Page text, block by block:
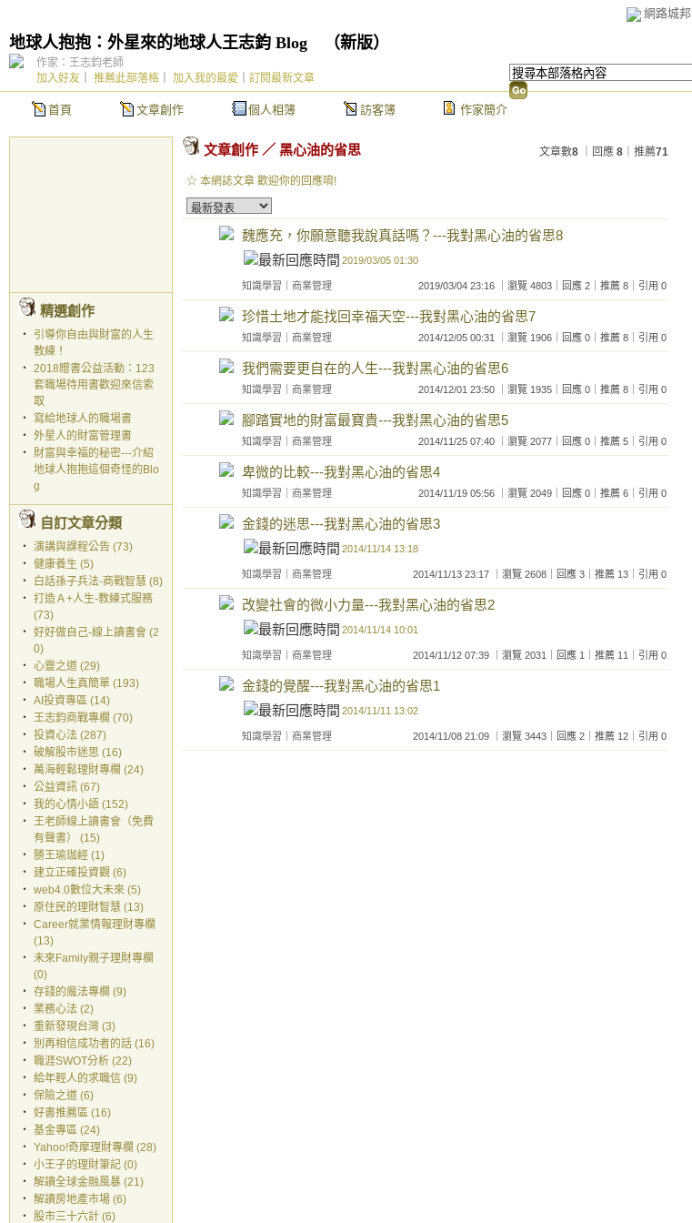
網路城邦
地球人抱抱：外星來的地球人王志鈞 Blog （新版）
首頁 文章創作 個人相簿 訪客簿 作家簡介
加入好友 推薦此部落格 加入我的最愛 訂閱最新文章
作家：王志鈞老師
精選創作
‧
引導你自由與財富的人生
教練！
‧ 2018贈書公益活動：123
套職場待用書歡迎來信索
取
‧ 寫給地球人的職場書
‧ 外星人的財富管理書
‧
財富與幸福的秘密---介紹
地球人抱抱這個奇怪的Blo
g
自訂文章分類
‧ 演講與課程公告 (73)
‧ 健康養生 (5)
‧
白話孫子兵法-商戰智慧 (8)
‧ 打造Ａ+人生-教練式服務
(73)
‧ 好好做自己-線上讀書會 (2
0)
‧ 心靈之道 (29)
‧ 職場人生真簡單 (193)
‧ AI投資專區 (14)
‧ 王志鈞商戰專欄 (70)
‧ 投資心法 (287)
‧ 破解股市迷思 (16)
‧ 萬海輕鬆理財專欄 (24)
‧ 公益資訊 (67)
‧ 我的心情小語 (152)
‧ 王老師線上讀書會（免費
有聲書） (15)
‧ 勝王瑜珈經 (1)
‧
建立正確投資觀 (6)
‧ web4.0數位大未來 (5)
‧ 原住民的理財智慧 (13)
‧ Career就業情報理財專欄
(13)
‧ 未來Family親子理財專欄
(0)
‧ 存錢的魔法專欄 (9)
‧ 業務心法 (2)
‧ 重新發現台灣 (3)
‧
別再相信成功者的話 (16)
‧ 職涯SWOT分析 (22)
‧ 給年輕人的求職信 (9)
‧ 保險之道 (6)
‧ 好書推薦區 (16)
‧ 基金專區 (24)
‧ Yahoo!奇摩理財專欄 (28)
‧ 小王子的理財筆記 (0)
‧ 解讀全球金融風暴 (21)
‧ 解讀房地產市場 (6)
‧ 股市三十六計 (6)
文章創作 ／ 黑心油的省思 文章數8 ｜回應 8 ｜推薦71
☆ 本網誌文章 歡迎你的回應唷!
魏應充，你願意聽我說真話嗎？---我對黑心油的省思8
2019/03/05 01:30
知識學習 商業管理 2019/03/04 23:16 ｜瀏覽 4803｜回應 2｜推薦 8｜引用 0
珍惜土地才能找回幸福天空---我對黑心油的省思7
知識學習 商業管理 2014/12/05 00:31 ｜瀏覽 1906｜回應 0｜推薦 8｜引用 0
我們需要更自在的人生---我對黑心油的省思6
知識學習 商業管理 2014/12/01 23:50 ｜瀏覽 1935｜回應 0｜推薦 8｜引用 0
腳踏實地的財富最寶貴---我對黑心油的省思5
知識學習 商業管理 2014/11/25 07:40 ｜瀏覽 2077｜回應 0｜推薦 5｜引用 0
卑微的比較---我對黑心油的省思4
知識學習 商業管理 2014/11/19 05:56 ｜瀏覽 2049｜回應 0｜推薦 6｜引用 0
金錢的迷思---我對黑心油的省思3
2014/11/14 13:18
知識學習 商業管理 2014/11/13 23:17 ｜瀏覽 2608｜回應 3｜推薦 13｜引用 0
改變社會的微小力量---我對黑心油的省思2
2014/11/14 10:01
知識學習 商業管理 2014/11/12 07:39 ｜瀏覽 2031｜回應 1｜推薦 11｜引用 0
金錢的覺醒---我對黑心油的省思1
2014/11/11 13:02
知識學習 商業管理 2014/11/08 21:09 ｜瀏覽 3443｜回應 2｜推薦 12｜引用 0